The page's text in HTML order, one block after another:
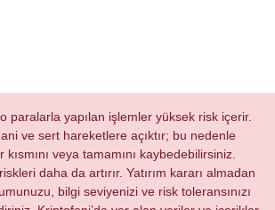
paralarla yapılan işlemler yüksek risk içerir.
ve sert hareketlere açıktır; bu nedenle
kısmını veya tamamını kaybedebilirsiniz.
daha da artırır. Yatırım kararı almadan
bilgi seviyenizi ve risk toleransınızı